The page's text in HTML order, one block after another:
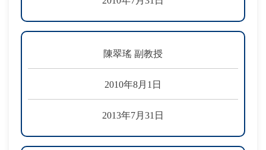
陳翠瑤 副教授
2010年8月1日
2013年7月31日